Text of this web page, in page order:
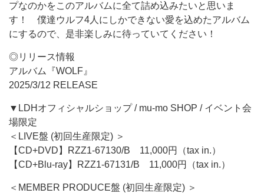
プなのかをこのアルバムに全て詰め込みたいと思いま
す！ 僕達ウルフ4人にしかできない愛を込めたアルバム
にするので、是非楽しみに待っていてください！
◎リリース情報
アルバム『WOLF』
2025/3/12 RELEASE
▼LDHオフィシャルショップ / mu-mo SHOP / イベント会
場限定
＜LIVE盤 (初回生産限定) ＞
【CD+DVD】RZZ1-67130/B 11,000円（tax in.）
【CD+Blu-ray】RZZ1-67131/B 11,000円（tax in.）
＜MEMBER PRODUCE盤 (初回生産限定) ＞